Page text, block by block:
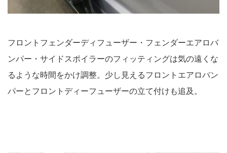
フロントフェンダーディフューザー・フェンダーエアロバ
ンパー・サイドスポイラーのフィッティングは気の遠くな
るような時間をかけ調整。少し見えるフロントエアロバン
パーとフロントディーフューザーの立て付けも追及。